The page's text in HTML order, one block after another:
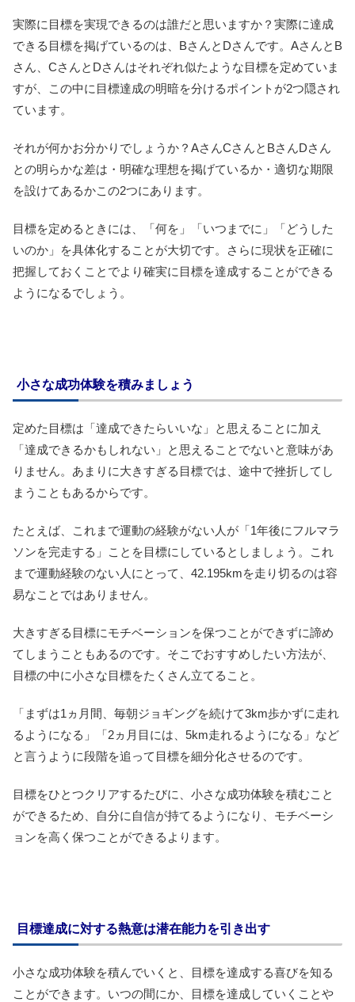
実際に目標を実現できるのは誰だと思いますか？実際に達成
できる目標を掲げているのは、BさんとDさんです。AさんとB
さん、CさんとDさんはそれぞれ似たような目標を定めていま
すが、この中に目標達成の明暗を分けるポイントが2つ隠され
ています。
それが何かお分かりでしょうか？AさんCさんとBさんDさん
との明らかな差は・明確な理想を掲げているか・適切な期限
を設けてあるかこの2つにあります。
目標を定めるときには、「何を」「いつまでに」「どうした
いのか」を具体化することが大切です。さらに現状を正確に
把握しておくことでより確実に目標を達成することができる
ようになるでしょう。
小さな成功体験を積みましょう
定めた目標は「達成できたらいいな」と思えることに加え
「達成できるかもしれない」と思えることでないと意味があ
りません。あまりに大きすぎる目標では、途中で挫折してし
まうこともあるからです。
たとえば、これまで運動の経験がない人が「1年後にフルマラ
ソンを完走する」ことを目標にしているとしましょう。これ
まで運動経験のない人にとって、42.195kmを走り切るのは容
易なことではありません。
大きすぎる目標にモチベーションを保つことができずに諦め
てしまうこともあるのです。そこでおすすめしたい方法が、
目標の中に小さな目標をたくさん立てること。
「まずは1ヵ月間、毎朝ジョギングを続けて3km歩かずに走れ
るようになる」「2ヵ月目には、5km走れるようになる」など
と言うように段階を追って目標を細分化させるのです。
目標をひとつクリアするたびに、小さな成功体験を積むこと
ができるため、自分に自信が持てるようになり、モチベーシ
ョンを高く保つことができるよります。
目標達成に対する熱意は潜在能力を引き出す
小さな成功体験を積んでいくと、目標を達成する喜びを知る
ことができます。いつの間にか、目標を達成していくことや